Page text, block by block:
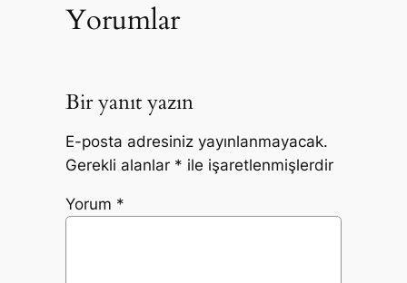
Yorumlar
Bir yanıt yazın
E-posta adresiniz yayınlanmayacak.
Gerekli alanlar * ile işaretlenmişlerdir
Yorum *